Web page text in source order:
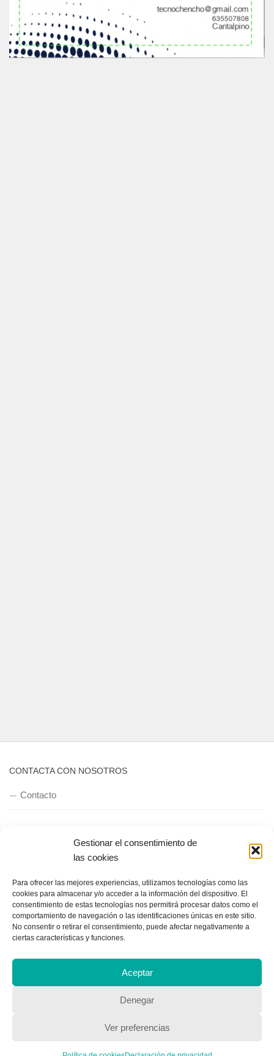
Gestionar el consentimiento de
las cookies
Para ofrecer las mejores experiencias, utilizamos tecnologías como las
cookies para almacenar y/o acceder a la información del dispositivo. El
consentimiento de estas tecnologías nos permitirá procesar datos como el
comportamiento de navegación o las identificaciones únicas en este sitio.
No consentir o retirar el consentimiento, puede afectar negativamente a
ciertas características y funciones.
Aceptar
Denegar
Ver preferencias
CONTACTA CON NOSOTROS
Contacto
QUIENES SOMOS
POLÍTICA DE PRIVACIDAD
Política de privacidad
Copyright © 2018, Equipo IIColumnas